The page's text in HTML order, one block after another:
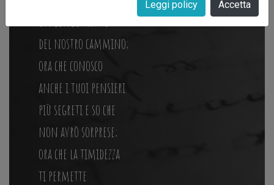
Leggi policy Accetta
un lungo tratto
del nostro cammino;
ora che conosco
anche i tuoi pensieri
più segreti e so che
non avrò sorprese;
ora che la timidezza
ti permette